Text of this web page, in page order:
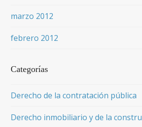
marzo 2012
febrero 2012
Categorías
Derecho de la contratación pública
Derecho inmobiliario y de la